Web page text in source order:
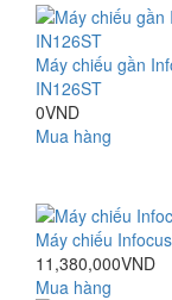
Máy chiếu gần
IN126ST
0VND
Mua hàng
Máy chiếu
11,380,000VND
Mua hàng